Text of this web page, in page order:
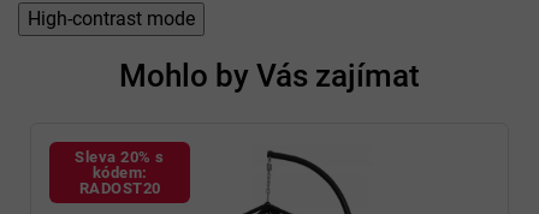
High-contrast mode
Mohlo by Vás zajímat
Sleva 20% s
kódem:
RADOST20